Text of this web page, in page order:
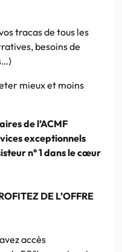
tracas de tous les
besoins de
mieux et moins
de l’ACMF
exceptionnels
n° 1 dans le cœur
DE L’OFFRE
accès